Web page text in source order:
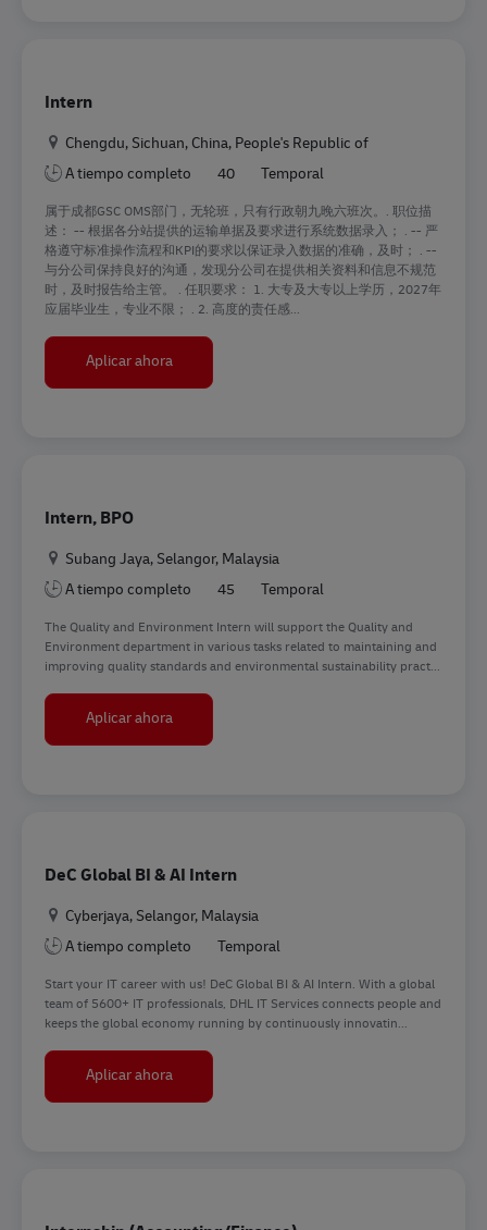
Intern
Ubicación
Chengdu, Sichuan, China, People's Republic of
A tiempo completo
40 Temporal
属于成都GSC OMS部门，无轮班，只有行政朝九晚六班次。. 职位描
述： -- 根据各分站提供的运输单据及要求进行系统数据录入； . -- 严
格遵守标准操作流程和KPI的要求以保证录入数据的准确，及时； . --
与分公司保持良好的沟通，发现分公司在提供相关资料和信息不规范
时，及时报告给主管。 . 任职要求： 1. 大专及大专以上学历，2027年
应届毕业生，专业不限； . 2. 高度的责任感...
Aplicar ahoraIntern
Intern, BPO
Ubicación
Subang Jaya, Selangor, Malaysia
A tiempo completo
45 Temporal
The Quality and Environment Intern will support the Quality and
Environment department in various tasks related to maintaining and
improving quality standards and environmental sustainability pract...
Aplicar ahoraIntern, BPO
DeC Global BI & AI Intern
Ubicación
Cyberjaya, Selangor, Malaysia
A tiempo completo
Temporal
Start your IT career with us! DeC Global BI & AI Intern. With a global
team of 5600+ IT professionals, DHL IT Services connects people and
keeps the global economy running by continuously innovatin...
Aplicar ahoraDeC Global BI & AI Intern